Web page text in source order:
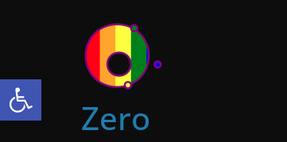
Abrir a barra de
Zero